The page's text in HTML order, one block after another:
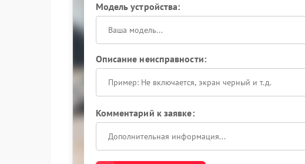
Модель устройства:
Описание неисправности:
Комментарий к заявке: